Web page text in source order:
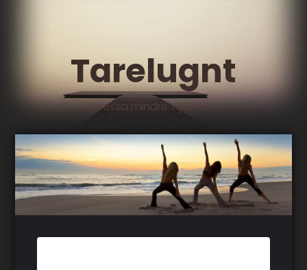
Tarelugnt
Stressa mindre. Njut mer.